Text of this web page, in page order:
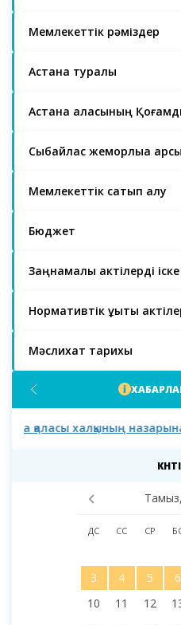
Мемлекеттік рәміздер
Астана туралы
Астана қаласының
Сыбайлас жемқорлыққа
Мемлекеттік сатып алу
Бюджет
Заңнамалық актілерді
Нормативтік құқықтық
Мәслихат тарихы
Астана қаласы
депутаттарының
3
4 5 6